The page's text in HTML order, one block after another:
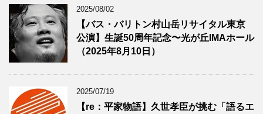
2025/08/02
【バス・バリトン村山岳リサイタル東京
公演】生誕50周年記念〜光が丘IMAホール
（2025年8月10日）
2025/07/19
【re：平家物語】久世孝臣が挑む「語るエ